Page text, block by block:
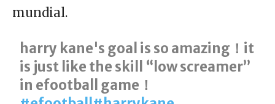
mundial.
harry kane's goal is so amazing！it
is just like the skill “low screamer”
in efootball game！